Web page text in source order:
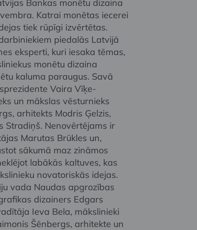
Bankas monētu dizaina
Katrai monētas iecerei
tiek rūpīgi izvērtētas.
piedalās Latvijā
eksperti, kuri iesaka tēmas,
monētu dizaina
kaluma paraugus. Savā
Vaira Vīķe-
un mākslas vēsturnieks
arhitekts Modris Ģelzis,
Stradiņš. Nenovērtējams ir
Marutas Brūkles un,
sākumā maz zināmos
labākās kaltuves, kas
novatoriskās idejas.
vada Naudas apgrozības
dizainers Edgars
Ieva Bela, mākslinieki
Šēnbergs, arhitekte un